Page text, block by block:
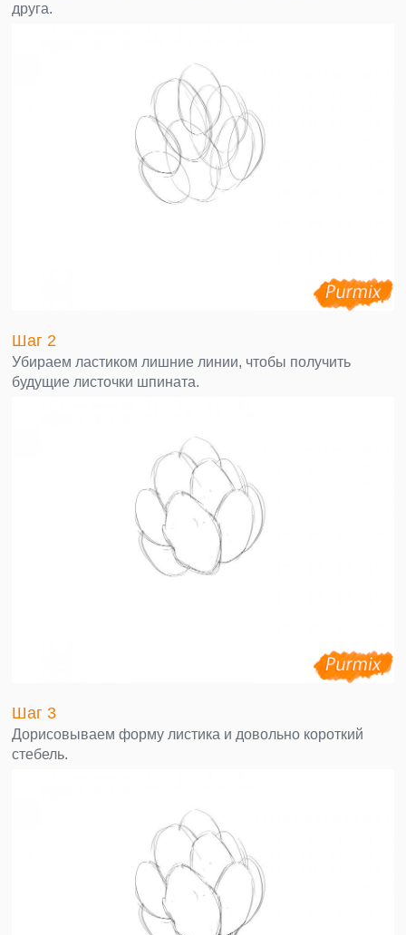
друга.
Шаг 2
Убираем ластиком лишние линии, чтобы получить
будущие листочки шпината.
Шаг 3
Дорисовываем форму листика и довольно короткий
стебель.